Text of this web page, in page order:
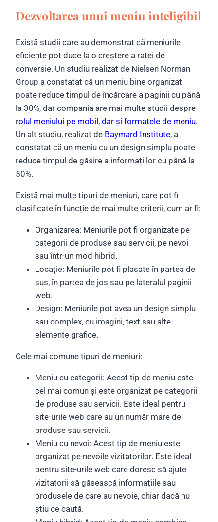
Dezvoltarea unui meniu inteligibil
Există studii care au demonstrat că meniurile
eficiente pot duce la o creștere a ratei de
conversie. Un studiu realizat de Nielsen Norman
Group a constatat că un meniu bine organizat
poate reduce timpul de încărcare a paginii cu până
la 30%, dar compania are mai multe studii despre
rolul meniului pe mobil, dar și formatele de meniu.
Un alt studiu, realizat de Baymard Institute, a
constatat că un meniu cu un design simplu poate
reduce timpul de găsire a informațiilor cu până la
50%.
Există mai multe tipuri de meniuri, care pot fi
clasificate în funcție de mai multe criterii, cum ar fi:
Organizarea: Meniurile pot fi organizate pe
categorii de produse sau servicii, pe nevoi
sau într-un mod hibrid.
Locație: Meniurile pot fi plasate în partea de
sus, în partea de jos sau pe lateralul paginii
web.
Design: Meniurile pot avea un design simplu
sau complex, cu imagini, text sau alte
elemente grafice.
Cele mai comune tipuri de meniuri:
Meniu cu categorii: Acest tip de meniu este
cel mai comun și este organizat pe categorii
de produse sau servicii. Este ideal pentru
site-urile web care au un număr mare de
produse sau servicii.
Meniu cu nevoi: Acest tip de meniu este
organizat pe nevoile vizitatorilor. Este ideal
pentru site-urile web care doresc să ajute
vizitatorii să găsească informațiile sau
produsele de care au nevoie, chiar dacă nu
știu ce caută.